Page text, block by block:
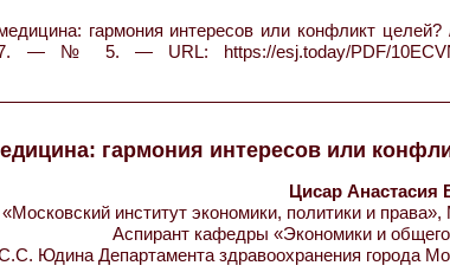
гармония интересов или конфликт
— № 5. — URL: https://esj.today/PDF/
гармония интересов или
Цисар Анастасия
институт экономики, политики и права»,
Аспирант кафедры «Экономики и
Юдина Департамента здравоохранения города